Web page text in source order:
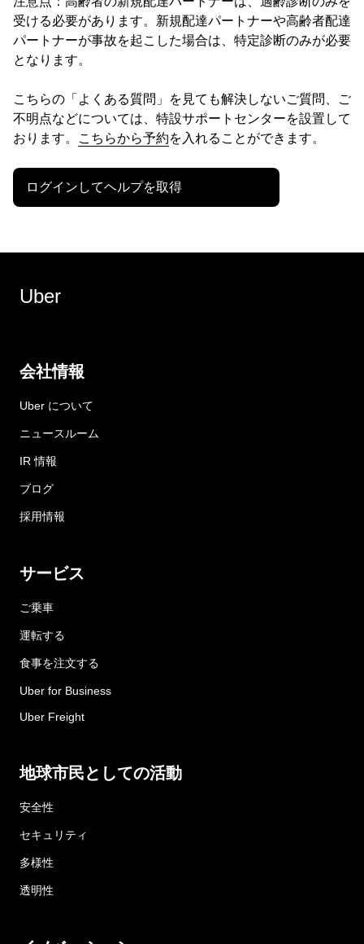
受ける必要があります。新規配達パートナーや高齢者配達
パートナーが事故を起こした場合は、特定診断のみが必要
となります。
こちらの「よくある質問」を見ても解決しないご質問、ご
不明点などについては、特設サポートセンターを設置して
おります。
こちらから予約を入れることができます。
ログインしてヘルプを取得
Uber
会社情報
Uber について
ニュースルーム
IR 情報
ブログ
採用情報
サービス
ご乗車
運転する
食事を注文する
Uber for Business
Uber Freight
地球市民としての活動
安全性
セキュリティ
多様性
透明性